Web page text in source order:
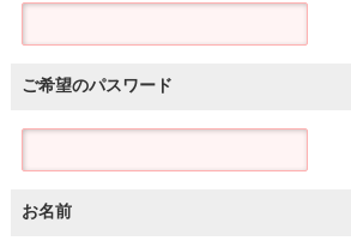
ご希望のパスワード
お名前